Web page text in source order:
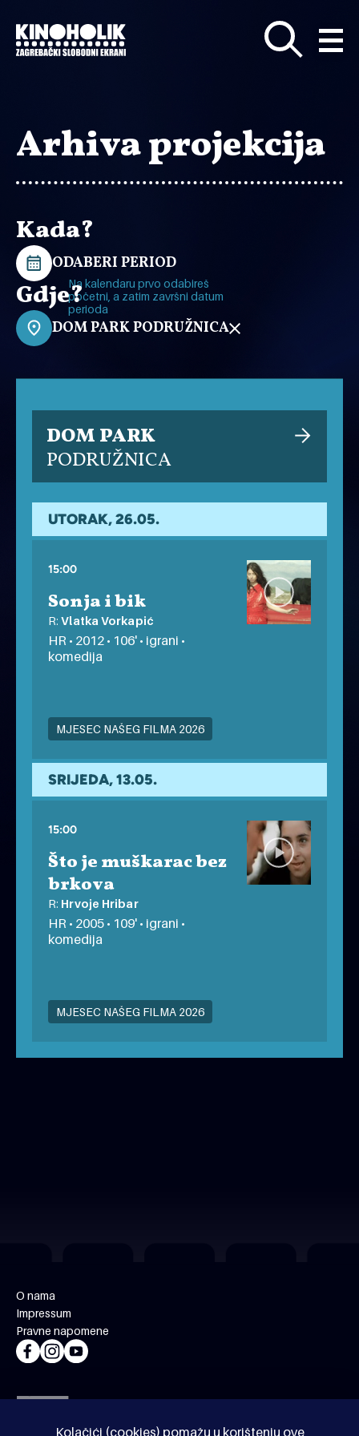
glavni
sadržaj
Kolačići (cookies) pomažu u korištenju ove
Arhiva projekcija
Kada?
ODABERI PERIOD
Na kalendaru prvo odabireš
početni, a zatim završni datum
perioda
Gdje?
DOM PARK PODRUŽNICA
DOM PARK
PODRUŽNICA
UTORAK, 26.05.
15:00
Sonja i bik
R:Vlatka Vorkapić
HR • 2012 • 106' • igrani •
komedija
MJESEC NAŠEG FILMA 2026
zatvorena projekcija
SRIJEDA, 13.05.
15:00
Što je muškarac bez
brkova
R: Hrvoje Hribar
HR • 2005 • 109' • igrani •
komedija
MJESEC NAŠEG FILMA 2026
zatvorena projekcija
O nama
Impressum
Pravne napomene